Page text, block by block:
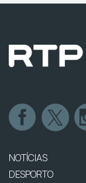
NOTÍCIAS
DESPORTO